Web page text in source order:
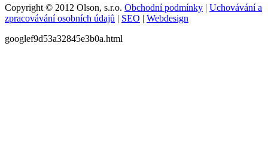
Copyright © 2012 Olson, s.r.o. Obchodní podmínky | Uchovávání a
zpracovávání osobních údajů | SEO | Webdesign
googlef9d53a32845e3b0a.html